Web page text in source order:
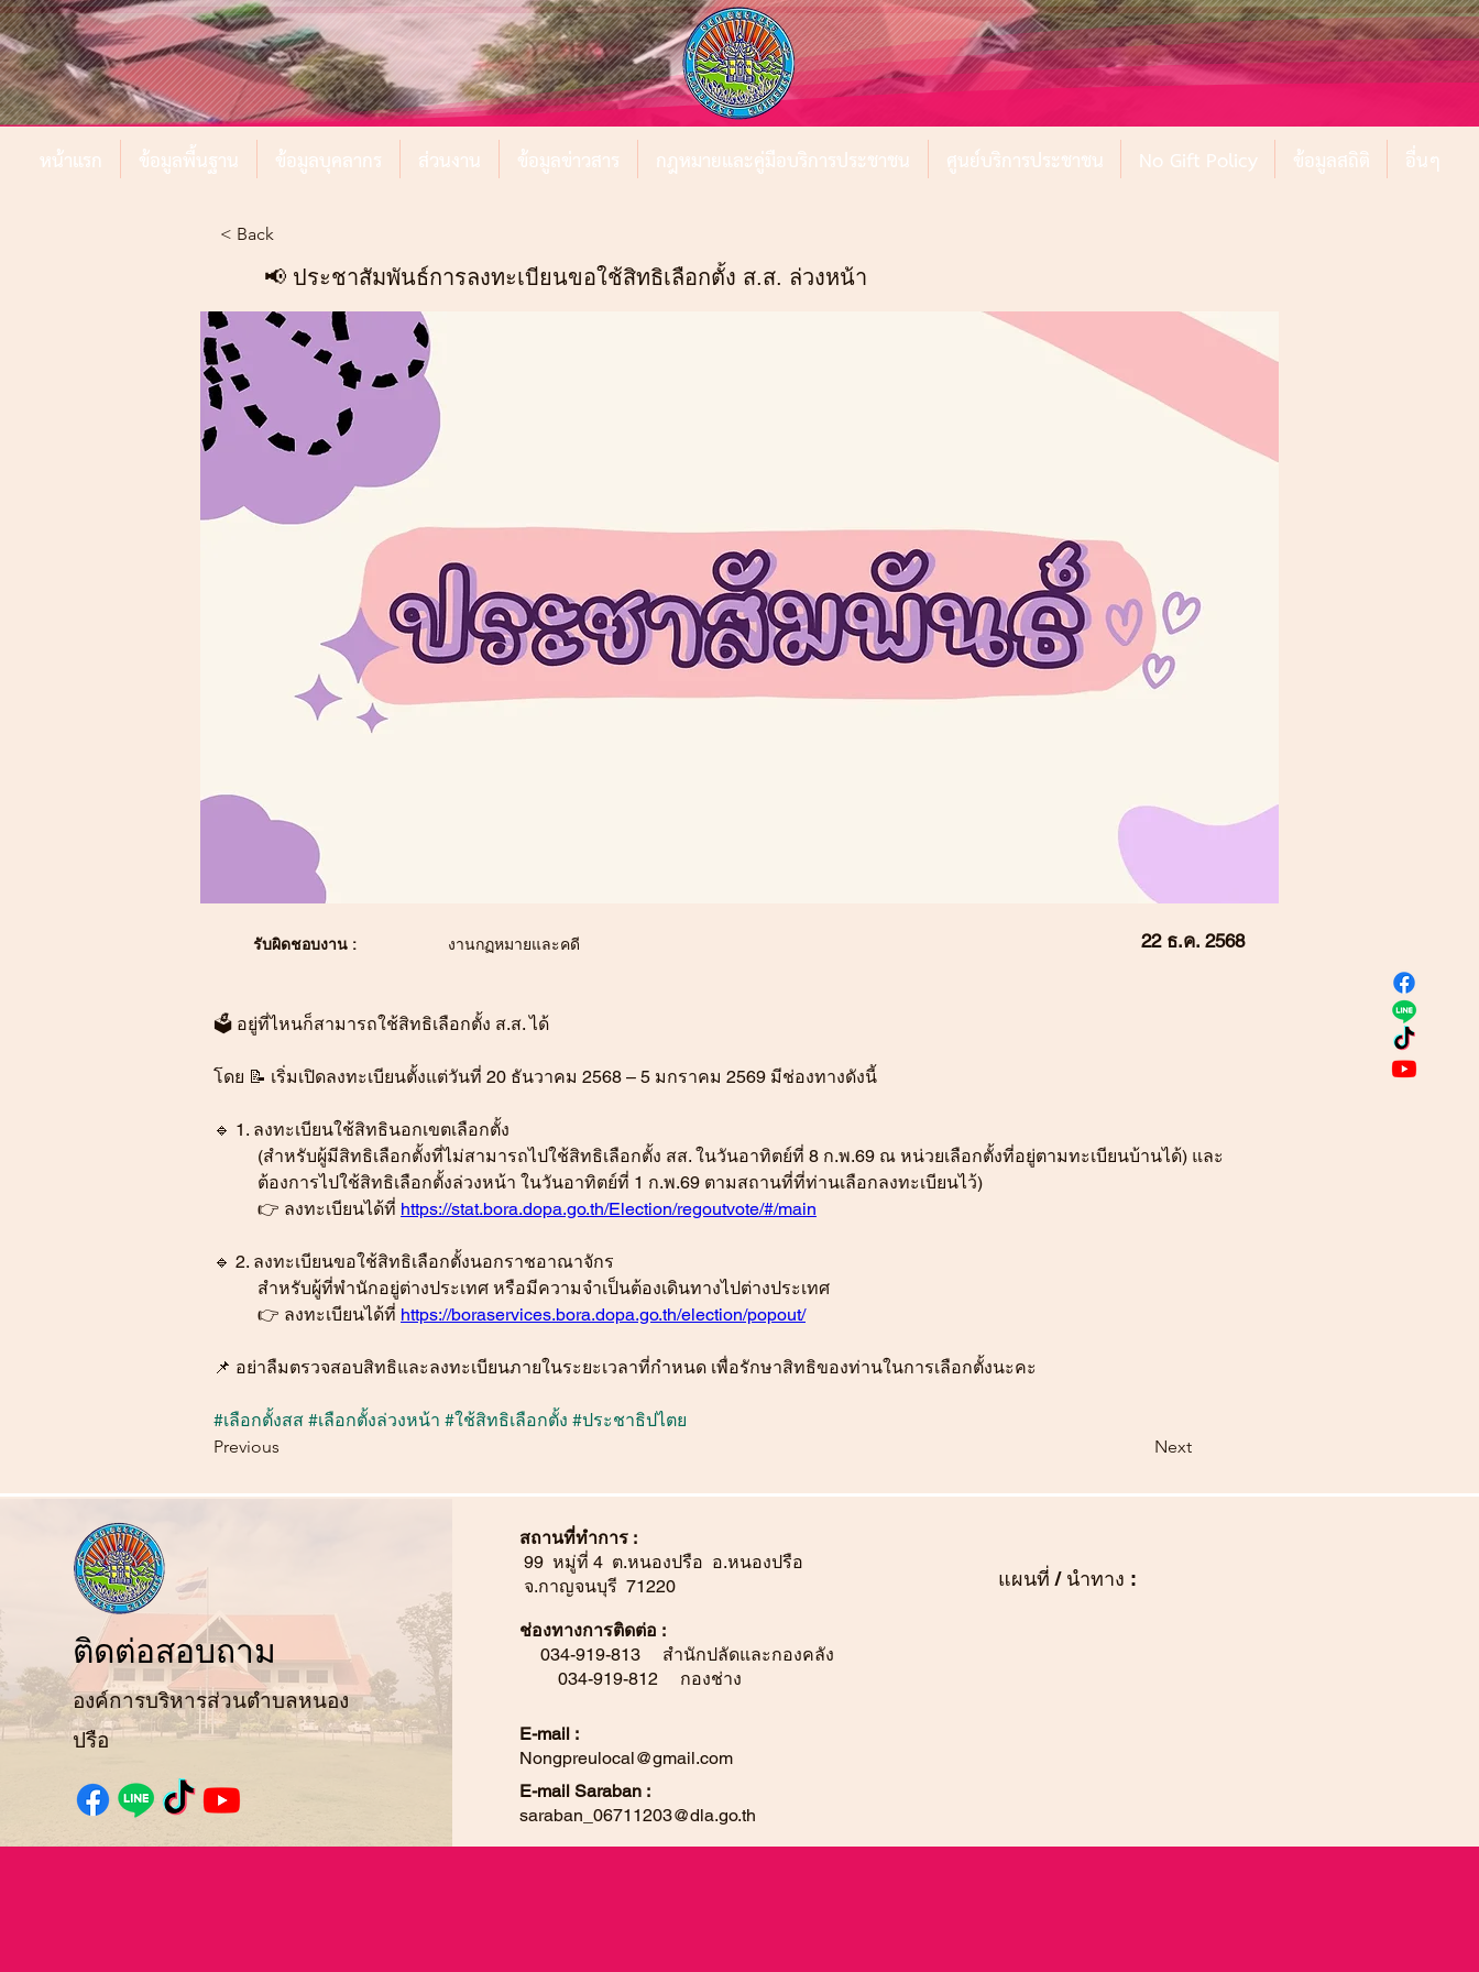
หน้าแรก ข้อมูลพื้นฐาน ข้อมูลบุคลากร ส่วนงาน ข้อมูลข่าวสาร กฎหมายและคู่มือบริการประชาชน ศูนย์บริการประชาชน No Gift Policy ข้อมูลสถิติ อื่นๆ
< Back
📢 ประชาสัมพันธ์การลงทะเบียนขอใช้สิทธิเลือกตั้ง ส.ส. ล่วงหน้า
รับผิดชอบงาน : งานกฏหมายและคดี 22 ธ.ค. 2568
🗳️ อยู่ที่ไหนก็สามารถใช้สิทธิเลือกตั้ง ส.ส. ได้
โดย 📝 เริ่มเปิดลงทะเบียนตั้งแต่วันที่ 20 ธันวาคม 2568 – 5 มกราคม 2569 มีช่องทางดังนี้
🔹 1. ลงทะเบียนใช้สิทธินอกเขตเลือกตั้ง
(สำหรับผู้มีสิทธิเลือกตั้งที่ไม่สามารถไปใช้สิทธิเลือกตั้ง สส. ในวันอาทิตย์ที่ 8 ก.พ.69 ณ หน่วยเลือกตั้งที่อยู่ตามทะเบียนบ้านได้) และ
ต้องการไปใช้สิทธิเลือกตั้งล่วงหน้า ในวันอาทิตย์ที่ 1 ก.พ.69 ตามสถานที่ที่ท่านเลือกลงทะเบียนไว้)
👉 ลงทะเบียนได้ที่ https://stat.bora.dopa.go.th/Election/regoutvote/#/main
🔹 2. ลงทะเบียนขอใช้สิทธิเลือกตั้งนอกราชอาณาจักร
สำหรับผู้ที่พำนักอยู่ต่างประเทศ หรือมีความจำเป็นต้องเดินทางไปต่างประเทศ
👉 ลงทะเบียนได้ที่ https://boraservices.bora.dopa.go.th/election/popout/
📌 อย่าลืมตรวจสอบสิทธิและลงทะเบียนภายในระยะเวลาที่กำหนด เพื่อรักษาสิทธิของท่านในการเลือกตั้งนะคะ
#เลือกตั้งสส #เลือกตั้งล่วงหน้า #ใช้สิทธิเลือกตั้ง #ประชาธิปไตย
Previous
Next
ติดต่อสอบถาม
องค์การบริหารส่วนตำบลหนอง
ปรือ
สถานที่ทำการ :
99 หมู่ที่ 4 ต.หนองปรือ อ.หนองปรือ
จ.กาญจนบุรี 71220
ช่องทางการติดต่อ :
034-919-813 สำนักปลัดและกองคลัง
034-919-812 กองช่าง
E-mail :
Nongpreulocal@gmail.com
E-mail Saraban :
saraban_06711203@dla.go.th
แผนที่ / นำทาง :